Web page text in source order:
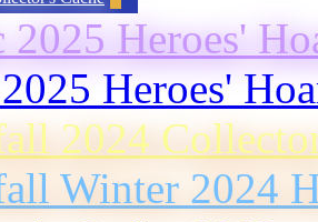
2025 Heroes'
Heroes'
2024
Winter 2024